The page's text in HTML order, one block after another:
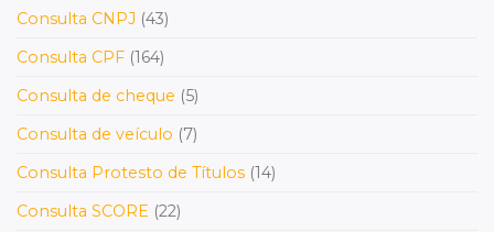
Consulta CNPJ (43)
Consulta CPF (164)
Consulta de cheque (5)
Consulta de veículo (7)
Consulta Protesto de Títulos (14)
Consulta SCORE (22)